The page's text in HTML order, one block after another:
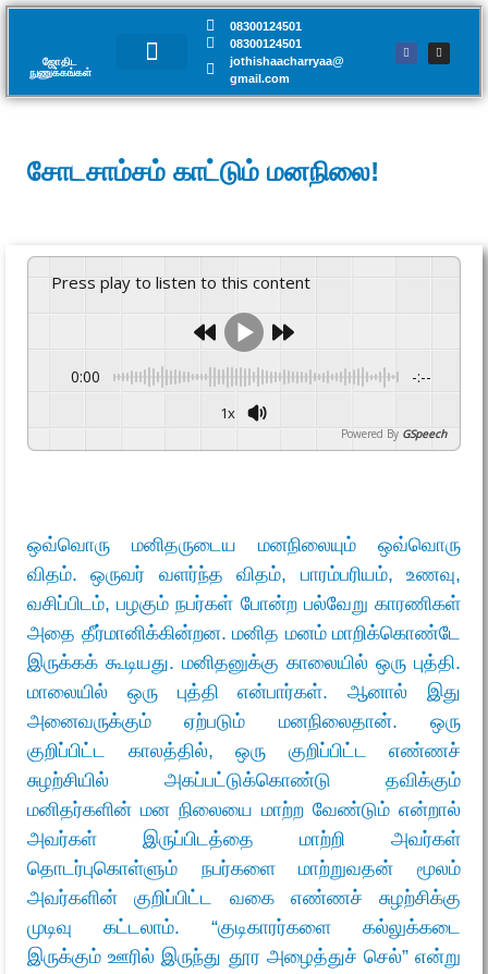
ஜோதிட
நுணுக்கங்கள்​
08300124501
08300124501
jothishaacharryaa@
gmail.com
சோடசாம்சம் காட்டும் மனநிலை!
Press play to listen to this content
0:00 -:--
1x
Powered By GSpeech
ஒவ்வொரு மனிதருடைய மனநிலையும் ஒவ்வொரு
விதம். ஒருவர் வளர்ந்த விதம், பாரம்பரியம், உணவு,
வசிப்பிடம், பழகும் நபர்கள் போன்ற பல்வேறு காரணிகள்
அதை தீர்மானிக்கின்றன. மனித மனம் மாறிக்கொண்டே
இருக்கக் கூடியது. மனிதனுக்கு காலையில் ஒரு புத்தி.
மாலையில் ஒரு புத்தி என்பார்கள். ஆனால் இது
அனைவருக்கும் ஏற்படும் மனநிலைதான். ஒரு
குறிப்பிட்ட காலத்தில், ஒரு குறிப்பிட்ட எண்ணச்
சுழற்சியில் அகப்பட்டுக்கொண்டு தவிக்கும்
மனிதர்களின் மன நிலையை மாற்ற வேண்டும் என்றால்
அவர்கள் இருப்பிடத்தை மாற்றி அவர்கள்
தொடர்புகொள்ளும் நபர்களை மாற்றுவதன் மூலம்
அவர்களின் குறிப்பிட்ட வகை எண்ணச் சுழற்சிக்கு
முடிவு கட்டலாம். “குடிகாரர்களை கல்லுக்கடை
இருக்கும் ஊரில் இருந்து தூர அழைத்துச் செல்” என்று